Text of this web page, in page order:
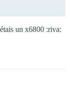
un x6800 :riva: